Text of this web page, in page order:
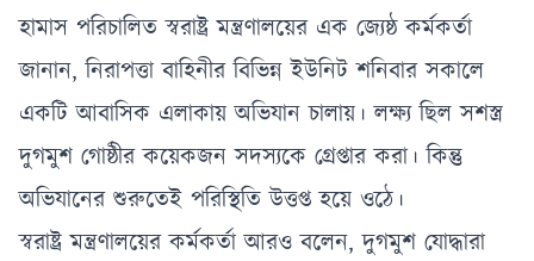
হামাস পরিচালিত স্বরাষ্ট্র মন্ত্রণালয়ের এক জ্যেষ্ঠ কর্মকর্তা
জানান, নিরাপত্তা বাহিনীর বিভিন্ন ইউনিট শনিবার সকালে
একটি আবাসিক এলাকায় অভিযান চালায়। লক্ষ্য ছিল সশস্ত্র
দুগমুশ গোষ্ঠীর কয়েকজন সদস্যকে গ্রেপ্তার করা। কিন্তু
অভিযানের শুরুতেই পরিস্থিতি উত্তপ্ত হয়ে ওঠে।
স্বরাষ্ট্র মন্ত্রণালয়ের কর্মকর্তা আরও বলেন, দুগমুশ যোদ্ধারা